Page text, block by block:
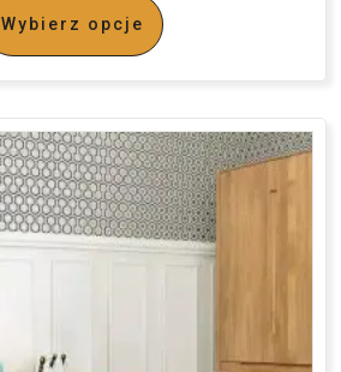
Wybierz opcje